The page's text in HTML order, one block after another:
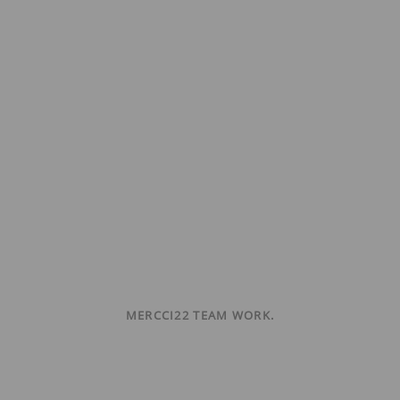
MERCCI22 TEAM WORK.